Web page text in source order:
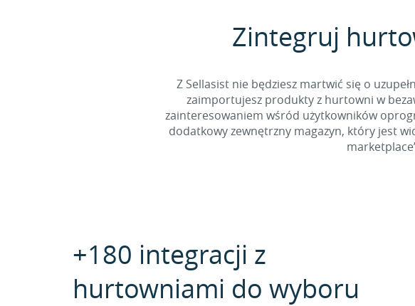
Zintegruj
Z Sellasist nie będziesz martwić się o
zaimportujesz produkty z hurtowni w
zainteresowaniem wśród użytkowników
dodatkowy zewnętrzny magazyn, który jest
+180 integracji z
hurtowniami do wyboru